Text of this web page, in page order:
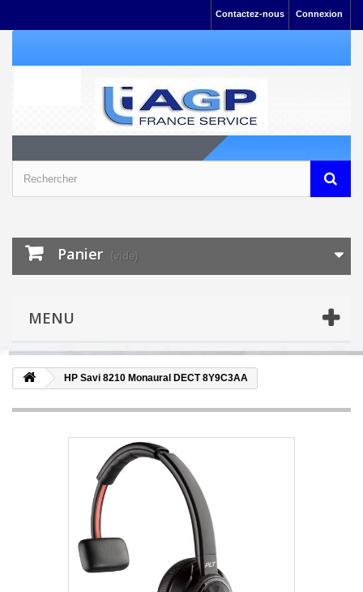
Connexion
Contactez-nous
Panier (vide)
MENU
HP Savi 8210 Monaural DECT 8Y9C3AA